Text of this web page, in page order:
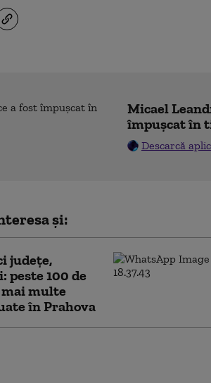
Micael
împușcat în
Descarcă
și:
județe,
peste 100 de
mai multe
în Prahova